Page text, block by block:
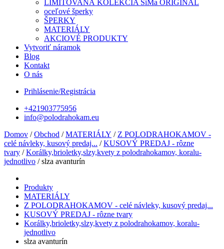
LIMITOVANÁ KOLEKCIA SiMa ORIGINAL
oceľové šperky
ŠPERKY
MATERIÁLY
AKCIOVÉ PRODUKTY
Vytvoriť náramok
Blog
Kontakt
O nás
Prihlásenie/Registrácia
+421903775956
info@polodrahokam.eu
Domov /Obchod /MATERIÁLY / Z POLODRAHOKAMOV -
celé návleky, kusový predaj... /KUSOVÝ PREDAJ - rôzne
tvary /Korálky,brioletky,slzy,kvety z polodrahokamov, koralu-
jednotlivo / slza avanturín
Produkty
MATERIÁLY
Z POLODRAHOKAMOV - celé návleky, kusový predaj...
KUSOVÝ PREDAJ - rôzne tvary
Korálky,brioletky,slzy,kvety z polodrahokamov, koralu-
jednotlivo
slza avanturín